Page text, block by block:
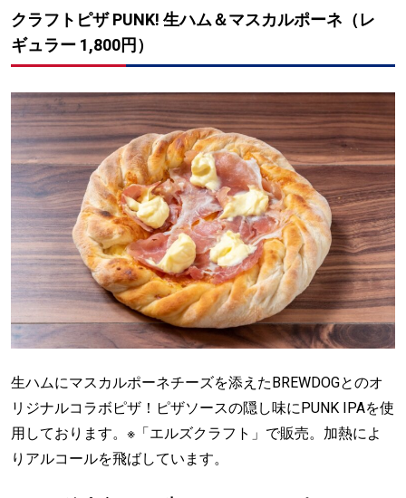
クラフトピザ PUNK! 生ハム＆マスカルポーネ（レ
ギュラー 1,800円）
生ハムにマスカルポーネチーズを添えたBREWDOGとのオ
リジナルコラボピザ！ピザソースの隠し味にPUNK IPAを使
用しております。※「エルズクラフト」で販売。加熱によ
りアルコールを飛ばしています。